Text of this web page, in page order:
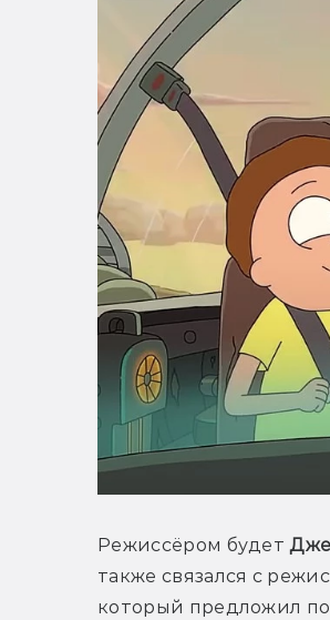
Режиссёром будет
также связался с
который предложил